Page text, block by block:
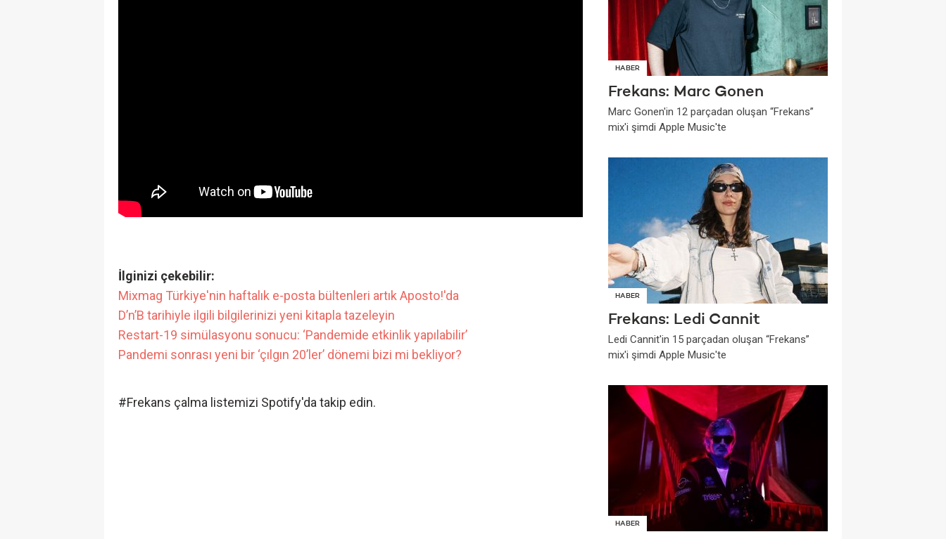
İlginizi çekebilir:
Mixmag Türkiye'nin haftalık e-posta bültenleri artık Aposto!'da
D’n’B tarihiyle ilgili bilgilerinizi yeni kitapla tazeleyin
Restart-19 simülasyonu sonucu: ‘Pandemide etkinlik yapılabilir’
Pandemi sonrası yeni bir ‘çılgın 20’ler’ dönemi bizi mi bekliyor?
#Frekans çalma listemizi Spotify'da takip edin.
HABER
Frekans: Marc Gonen
Marc Gonen'in 12 parçadan oluşan “Frekans”
mix'i şimdi Apple Music'te
HABER
Frekans: Ledi Cannit
Ledi Cannit'in 15 parçadan oluşan “Frekans”
mix'i şimdi Apple Music'te
HABER